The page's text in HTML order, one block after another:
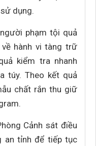
dụng.
phạm tội quả
hành vi tàng trữ
kiểm tra nhanh
túy. Theo kết quả
chất rắn thu giữ
Cảnh sát điều
an tỉnh để tiếp tục